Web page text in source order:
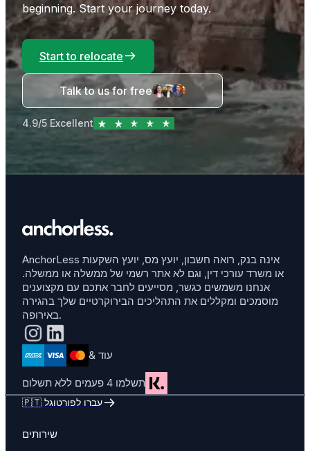
beginning. Start your journey today.
Start to relocate
Talk to us for free
4.9/5 Excellent
AnchorLess אינה בנק, רואה חשבון, יועץ מס, יועץ השקעות
או משרד עורכי דין, וגם לא אתר רשמי של ממשלה או ממשלה.
אנחנו משמשים כגשר, מסייעים לחבר אתכם עם מקצוענים
מוסמכים ומקללים את התהליכים הבירוקרטיים שלך בהגירה
באירופה.
& עוד
תשלמו 4 פעמים ללא תשלום
🇵🇹 עברו לפורטוגל
שירותים